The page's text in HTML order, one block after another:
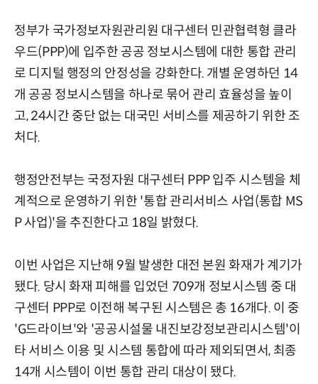
정부가 국가정보자원관리원 대구센터 민관협력형 클라
우드(PPP)에 입주한 공공 정보시스템에 대한 통합 관리
로 디지털 행정의 안정성을 강화한다. 개별 운영하던 14
개 공공 정보시스템을 하나로 묶어 관리 효율성을 높이
고, 24시간 중단 없는 대국민 서비스를 제공하기 위한 조
처다.
행정안전부는 국정자원 대구센터 PPP 입주 시스템을 체
계적으로 운영하기 위한 '통합 관리서비스 사업(통합 MS
P 사업)'을 추진한다고 18일 밝혔다.
이번 사업은 지난해 9월 발생한 대전 본원 화재가 계기가
됐다. 당시 화재 피해를 입었던 709개 정보시스템 중 대
구센터 PPP로 이전해 복구된 시스템은 총 16개다. 이 중
'G드라이브'와 '공공시설물 내진보강정보관리시스템'이
타 서비스 이용 및 시스템 통합에 따라 제외되면서, 최종
14개 시스템이 이번 통합 관리 대상이 됐다.